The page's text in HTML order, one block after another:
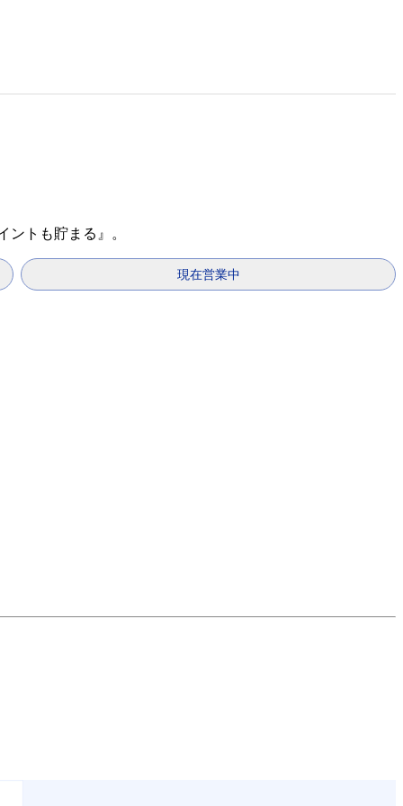
トも貯まる』。
現在営業中